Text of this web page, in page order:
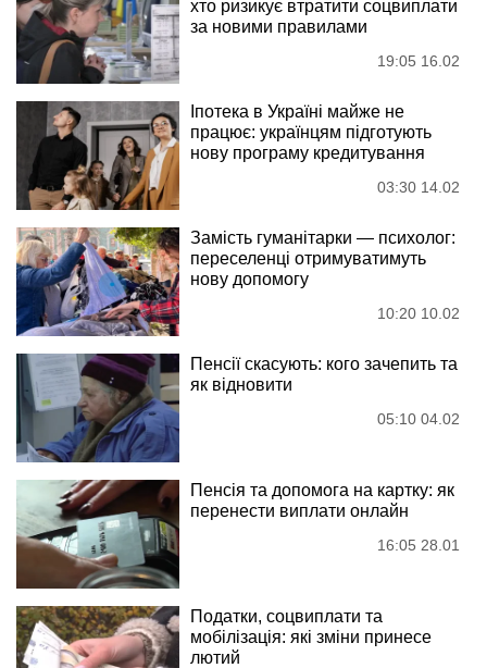
хто ризикує втратити соцвиплати
за новими правилами
19:05 16.02
Іпотека в Україні майже не
працює: українцям підготують
нову програму кредитування
03:30 14.02
Замість гуманітарки — психолог:
переселенці отримуватимуть
нову допомогу
10:20 10.02
Пенсії скасують: кого зачепить та
як відновити
05:10 04.02
Пенсія та допомога на картку: як
перенести виплати онлайн
16:05 28.01
Податки, соцвиплати та
мобілізація: які зміни принесе
лютий